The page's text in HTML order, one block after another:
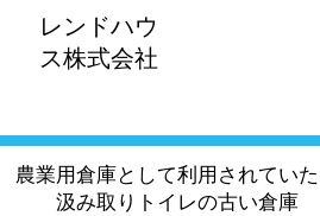
レンドハウ
ス株式会社​
農業用倉庫として利用されていた
​ 汲み取りトイレの古い倉庫